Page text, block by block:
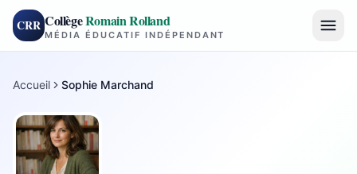
CRR CollègeRomain Rolland
MÉDIA ÉDUCATIF INDÉPENDANT
Accueil Sophie Marchand